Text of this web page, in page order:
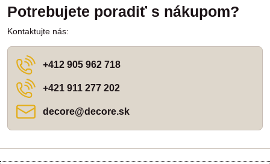
Potrebujete poradiť s nákupom?
Kontaktujte nás:
+412 905 962 718
+421 911 277 202
decore​@decore​.sk